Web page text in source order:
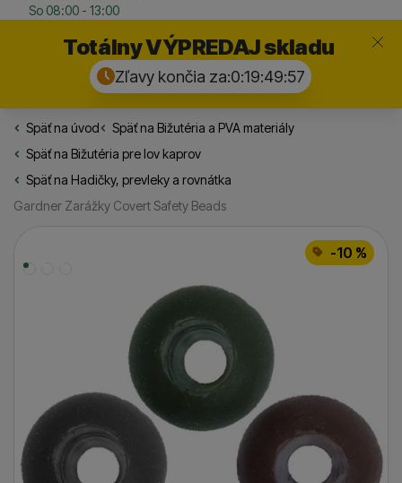
So 08:00 - 13:00
Totálny VÝPREDAJ skladu
Zľavy končia za:0:19:49:56
Zavrieť
Späť na úvodRybarske.sk
Späť na Bižutéria a PVA materiály
Späť na Bižutéria pre lov kaprov
Späť na Hadičky, prevleky a rovnátka
Gardner Zarážky Covert Safety Beads
-10 %